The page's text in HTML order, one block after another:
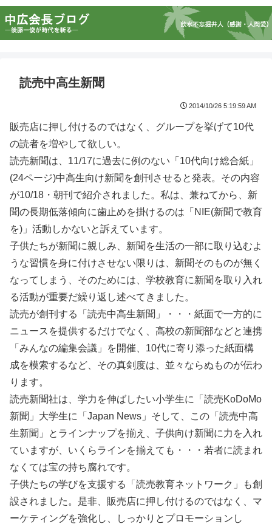
読売中高生新聞
2014/10/26 5:19:59 AM
販売店に押し付けるのではなく、グループを挙げて10代
の読者を増やして欲しい。
読売新聞は、11/17に過去に例のない「10代向け総合紙」
(24ページ)中高生向け新聞を創刊させると発表。その内容
が10/18・朝刊で紹介されました。私は、兼ねてから、新
聞の長期低落傾向に歯止めを掛けるのは「NIE(新聞で教育
を)」活動しかないと訴えています。
子供たちが新聞に親しみ、新聞を生活の一部に取り込むよ
うな習慣を身に付けさせない限りは、新聞そのものが無く
なってしまう、そのためには、学校教育に新聞を取り入れ
る活動が重要だ繰り返し述べてきました。
読売が創刊する「読売中高生新聞」・・・紙面で一方的に
ニュースを提供するだけでなく、高校の新聞部などと連携
「みんなの編集会議」を開催、10代に寄り添った紙面構
成を模索するなど、その真剣度は、並々ならぬものが伝わ
ります。
読売新聞社は、学力を伸ばしたい小学生に「読売KoDoMo
新聞」大学生に「Japan News」そして、この「読売中高
生新聞」とラインナップを揃え、子供向け新聞に力を入れ
ていますが、いくらラインを揃えても・・・若者に読まれ
なくては宝の持ち腐れです。
子供たちの学びを支援する「読売教育ネットワーク」も創
設されました。是非、販売店に押し付けるのではなく、マ
ーケティングを強化し、しっかりとプロモーションし